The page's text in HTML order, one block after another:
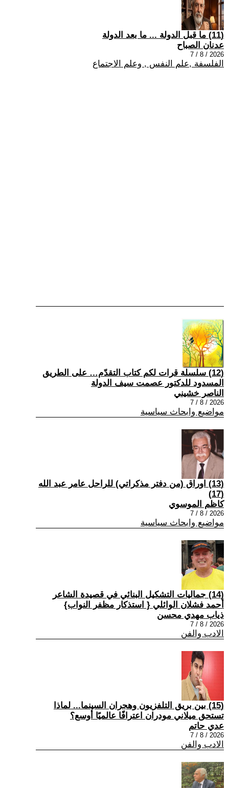
(11) ما قبل الدولة ... ما بعد الدولة
عدنان الصباح
2026 / 8 / 7
الفلسفة ,علم النفس , وعلم الاجتماع
(12) سلسلة قرات لكم كتاب التقدّم… على الطريق
المسدود للدكتور عصمت سيف الدولة
الناصر خشيني
2026 / 8 / 7
مواضيع وابحاث سياسية
(13) اوراق (من دفتر مذكراتي) للراحل عامر عبد الله
(17)
كاظم الموسوي
2026 / 8 / 7
مواضيع وابحاث سياسية
(14) جماليات التشكيل البنائي في قصيدة الشاعر
أحمد فشلان الوائلي { استذكار مظفر النواب}
ذياب مهدي محسن
2026 / 8 / 7
الادب والفن
(15) بين بريق التلفزيون وهجران السينما... لماذا
تستحق ميلاني مودران اعترافًا عالميًا أوسع؟
عدي حاتم
2026 / 8 / 7
الادب والفن